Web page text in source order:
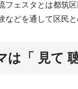
フェスタとは都筑
などを通して区民
は「 見て